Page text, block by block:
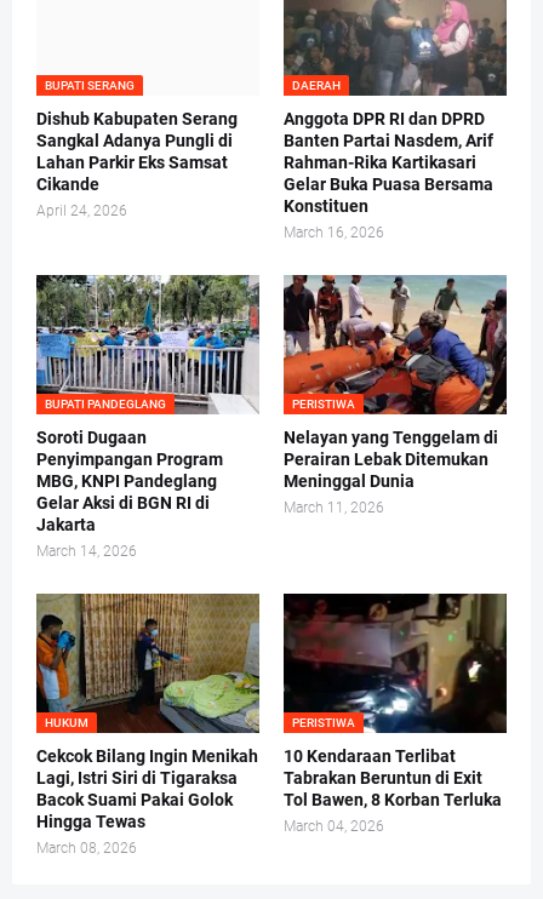
BUPATI SERANG
Dishub Kabupaten Serang
Sangkal Adanya Pungli di
Lahan Parkir Eks Samsat
Cikande
April 24, 2026
DAERAH
Anggota DPR RI dan DPRD
Banten Partai Nasdem, Arif
Rahman-Rika Kartikasari
Gelar Buka Puasa Bersama
Konstituen
March 16, 2026
BUPATI PANDEGLANG
Soroti Dugaan
Penyimpangan Program
MBG, KNPI Pandeglang
Gelar Aksi di BGN RI di
Jakarta
March 14, 2026
PERISTIWA
Nelayan yang Tenggelam di
Perairan Lebak Ditemukan
Meninggal Dunia
March 11, 2026
HUKUM
Cekcok Bilang Ingin Menikah
Lagi, Istri Siri di Tigaraksa
Bacok Suami Pakai Golok
Hingga Tewas
March 08, 2026
PERISTIWA
10 Kendaraan Terlibat
Tabrakan Beruntun di Exit
Tol Bawen, 8 Korban Terluka
March 04, 2026